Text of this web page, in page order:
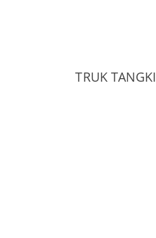
TRUK TANGKI